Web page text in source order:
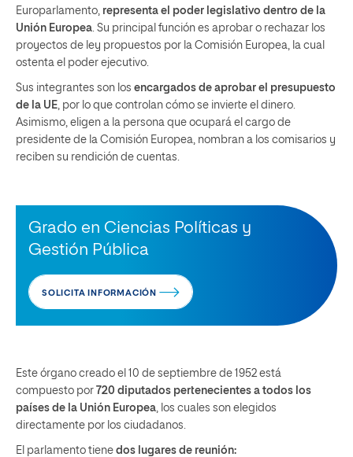
Europarlamento, representa el poder legislativo dentro de la
Unión Europea . Su principal función es aprobar o rechazar los
proyectos de ley propuestos por la Comisión Europea, la cual
ostenta el poder ejecutivo.
Sus integrantes son los encargados de aprobar el presupuesto
de la UE , por lo que controlan cómo se invierte el dinero.
Asimismo, eligen a la persona que ocupará el cargo de
presidente de la Comisión Europea, nombran a los comisarios y
reciben su rendición de cuentas.
Grado en Ciencias Políticas y
Gestión Pública
SOLICITA INFORMACIÓN
Este órgano creado el 10 de septiembre de 1952 está
compuesto por 720 diputados pertenecientes a todos los
países de la Unión Europea , los cuales son elegidos
directamente por los ciudadanos.
El parlamento tiene dos lugares de reunión: